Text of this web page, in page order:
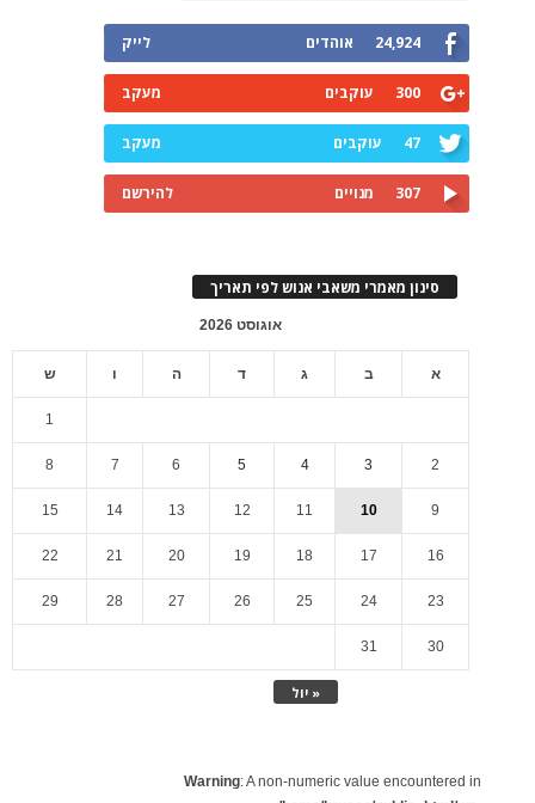
24,924 אוהדים לייק
300 עוקבים מעקב
47 עוקבים מעקב
307 מנויים להירשם
סינון מאמרי משאבי אנוש לפי תאריך
אוגוסט 2026
א ב ג ד ה ו ש
« יול
1
2
3
4
5
6
7
8
9
10
11
12
13
14
15
16
17
18
19
20
21
22
23
24
25
26
27
28
29
30
31
Warning: A non-numeric value encountered in